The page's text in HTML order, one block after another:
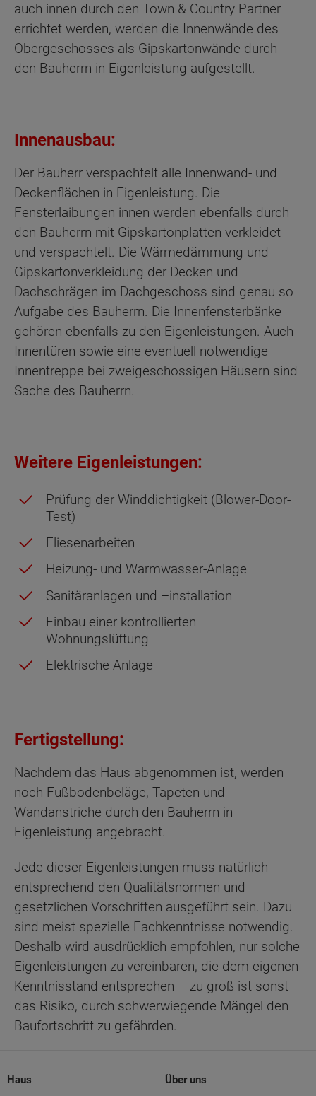
auch innen durch den Town & Country Partner
errichtet werden, werden die Innenwände des
Obergeschosses als Gipskartonwände durch
den Bauherrn in Eigenleistung aufgestellt.
Innenausbau:
Der Bauherr verspachtelt alle Innenwand- und
Deckenflächen in Eigenleistung. Die
Fensterlaibungen innen werden ebenfalls durch
den Bauherrn mit Gipskartonplatten verkleidet
und verspachtelt. Die Wärmedämmung und
Gipskartonverkleidung der Decken und
Dachschrägen im Dachgeschoss sind genau so
Aufgabe des Bauherrn. Die Innenfensterbänke
gehören ebenfalls zu den Eigenleistungen. Auch
Innentüren sowie eine eventuell notwendige
Innentreppe bei zweigeschossigen Häusern sind
Sache des Bauherrn.
Weitere Eigenleistungen:
Prüfung der Winddichtigkeit (Blower-Door-
Test)
Fliesenarbeiten
Heizung- und Warmwasser-Anlage
Sanitäranlagen und –installation
Einbau einer kontrollierten
Wohnungslüftung
Elektrische Anlage
Fertigstellung:
Nachdem das Haus abgenommen ist, werden
noch Fußbodenbeläge, Tapeten und
Wandanstriche durch den Bauherrn in
Eigenleistung angebracht.
Jede dieser Eigenleistungen muss natürlich
entsprechend den Qualitätsnormen und
gesetzlichen Vorschriften ausgeführt sein. Dazu
sind meist spezielle Fachkenntnisse notwendig.
Deshalb wird ausdrücklich empfohlen, nur solche
Eigenleistungen zu vereinbaren, die dem eigenen
Kenntnisstand entsprechen – zu groß ist sonst
das Risiko, durch schwerwiegende Mängel den
Baufortschritt zu gefährden.
Haus Über uns